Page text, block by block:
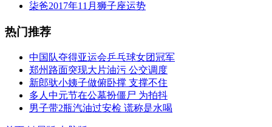
柒爸2017年11月狮子座运势
热门推荐
中国队夺得亚运会乒乓球女团冠军
郑州路面突现大片油污 公交调度
新郎驮小姨子做俯卧撑 支撑不住
多人中元节在公墓扮僵尸 为拍抖
男子带2瓶汽油过安检 谎称是水喝